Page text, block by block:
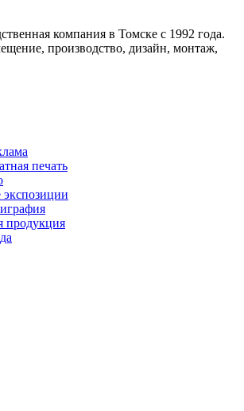
компания в Томске с 1992 года.
производство, дизайн, монтаж,
печать
продукция